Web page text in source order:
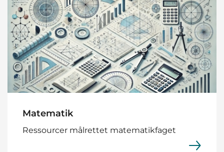
Matematik
Ressourcer målrettet matematikfaget